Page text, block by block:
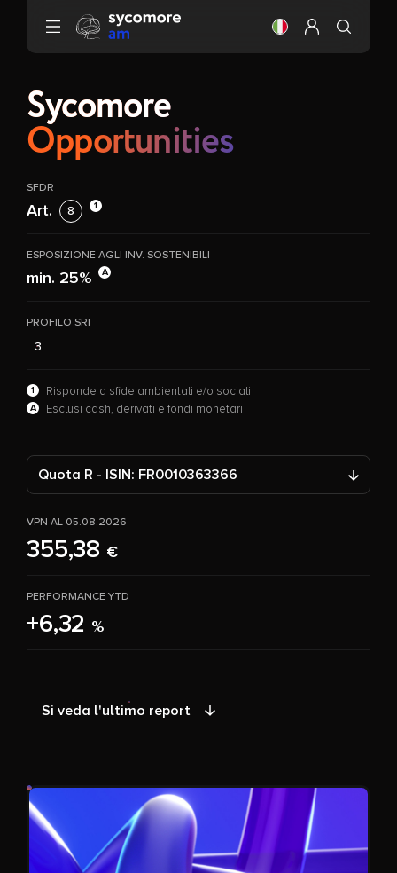
Vai al contenuto
Cambiare la
Configura il
Sycomore
Opportunities
SFDR
Art. 8 1
ESPOSIZIONE AGLI INV. SOSTENIBILI
min. 25% A
PROFILO SRI
3
1 Risponde a sfide ambientali e/o sociali
A Esclusi cash, derivati e fondi monetari
Quota R - ISIN: FR0010363366
VPN AL 05.08.2026
355,38 €
PERFORMANCE YTD
+6,32 %
Si veda l'ultimo report